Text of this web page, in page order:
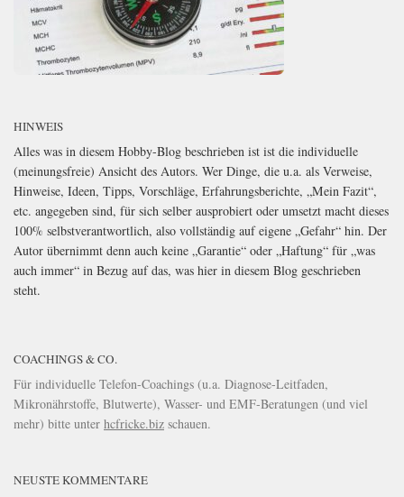
HINWEIS
Alles was in diesem Hobby-Blog beschrieben ist ist die individuelle
(meinungsfreie) Ansicht des Autors. Wer Dinge, die u.a. als Verweise,
Hinweise, Ideen, Tipps, Vorschläge, Erfahrungsberichte, „Mein Fazit“,
etc. angegeben sind, für sich selber ausprobiert oder umsetzt macht dieses
100% selbstverantwortlich, also vollständig auf eigene „Gefahr“ hin. Der
Autor übernimmt denn auch keine „Garantie“ oder „Haftung“ für „was
auch immer“ in Bezug auf das, was hier in diesem Blog geschrieben
steht.
COACHINGS & CO.
Für individuelle Telefon-Coachings (u.a. Diagnose-Leitfaden,
Mikronährstoffe, Blutwerte), Wasser- und EMF-Beratungen (und viel
mehr) bitte unter hcfricke.biz schauen.
NEUSTE KOMMENTARE